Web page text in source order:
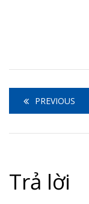
PREVIOUS
Trả lời